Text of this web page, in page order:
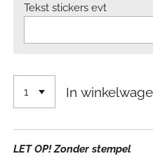
Tekst stickers evt
In
LET OP! Zonder stempel